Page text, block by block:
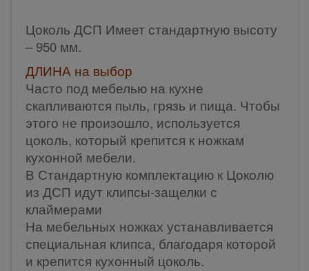
Цоколь ДСП Имеет стандартную высоту
– 950 мм.
ДЛИНА на выбор
Часто под мебелью на кухне
скапливаются пыль, грязь и пища. Чтобы
этого не произошло, используется
цоколь, который крепится к ножкам
кухонной мебели.
В Стандартную комплектацию к Цоколю
из ДСП идут клипсы-защелки с
клаймерами
На мебельных ножках устанавливается
специальная клипса, благодаря которой
и крепится кухонный цоколь.